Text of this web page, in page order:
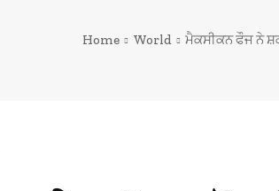
Home World ਮੈਕਸੀਕਨ ਫੌਜ ਨੇ